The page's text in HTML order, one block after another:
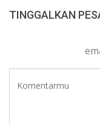
TINGGALKAN